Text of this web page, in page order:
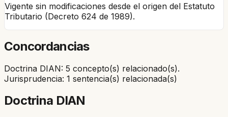
Vigente sin modificaciones desde el origen del Estatuto
Tributario (Decreto 624 de 1989).
Concordancias
Doctrina DIAN: 5 concepto(s) relacionado(s).
Jurisprudencia: 1 sentencia(s) relacionada(s)
Doctrina DIAN